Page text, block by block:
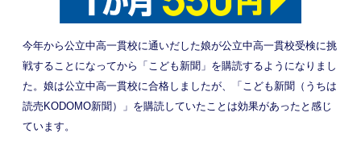
今年から公立中高一貫校に通いだした娘が公立中高一貫校受検に挑
戦することになってから「こども新聞」を購読するようになりまし
た。娘は公立中高一貫校に合格しましたが、「こども新聞（うちは
読売KODOMO新聞）」を購読していたことは効果があったと感じ
ています。